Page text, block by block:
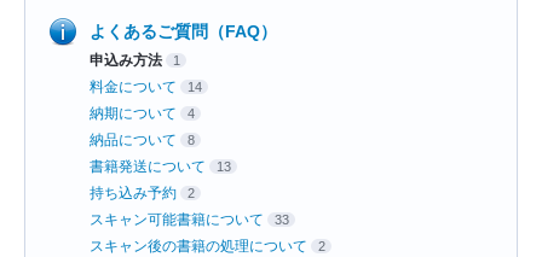
よくあるご質問（FAQ）
申込み方法 1
料金について 14
納期について 4
納品について 8
書籍発送について 13
持ち込み予約 2
スキャン可能書籍について 33
スキャン後の書籍の処理について 2